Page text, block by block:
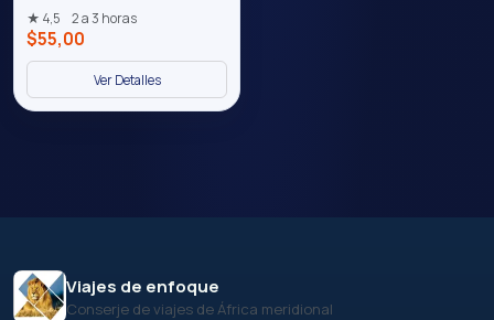
★ 4,5
2 a 3 horas
$55,00
Ver Detalles
Viajes de enfoque
Conserje de viajes de África meridional